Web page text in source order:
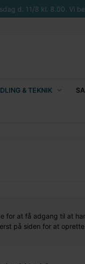
d. 11/8 kl. 8.00. Vi
& TEKNIK
for at få adgang til at
på siden for at